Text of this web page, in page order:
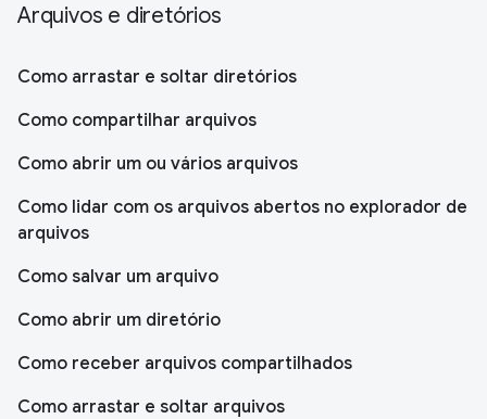
Arquivos e diretórios
Como arrastar e soltar diretórios
Como compartilhar arquivos
Como abrir um ou vários arquivos
Como lidar com os arquivos abertos no explorador de
arquivos
Como salvar um arquivo
Como abrir um diretório
Como receber arquivos compartilhados
Como arrastar e soltar arquivos